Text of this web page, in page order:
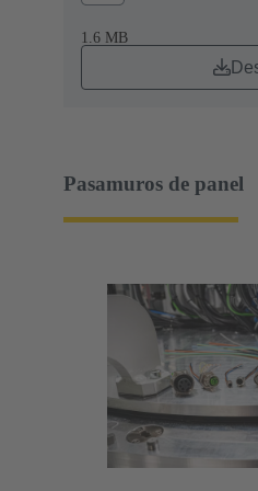
1.6 MB
Pasamuros de panel